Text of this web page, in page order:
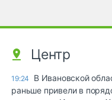
Центр
19:24
В Ивановской
раньше привели в